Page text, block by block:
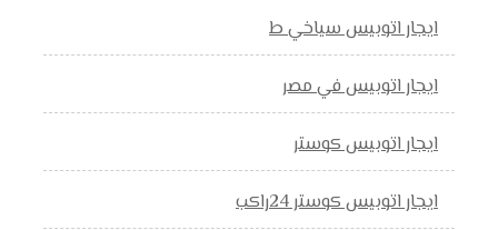
ايجار اتوبيس سياخي ط
ايجار اتوبيس في مصر
ايجار اتوبيس كوستر
ايجار اتوبيس كوستر 24راكب